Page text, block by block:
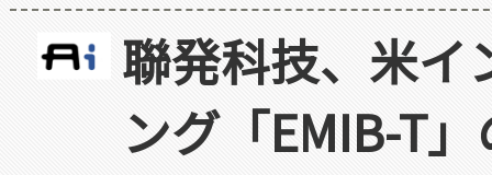
聯発科技、米イ
ング「EMIB-T